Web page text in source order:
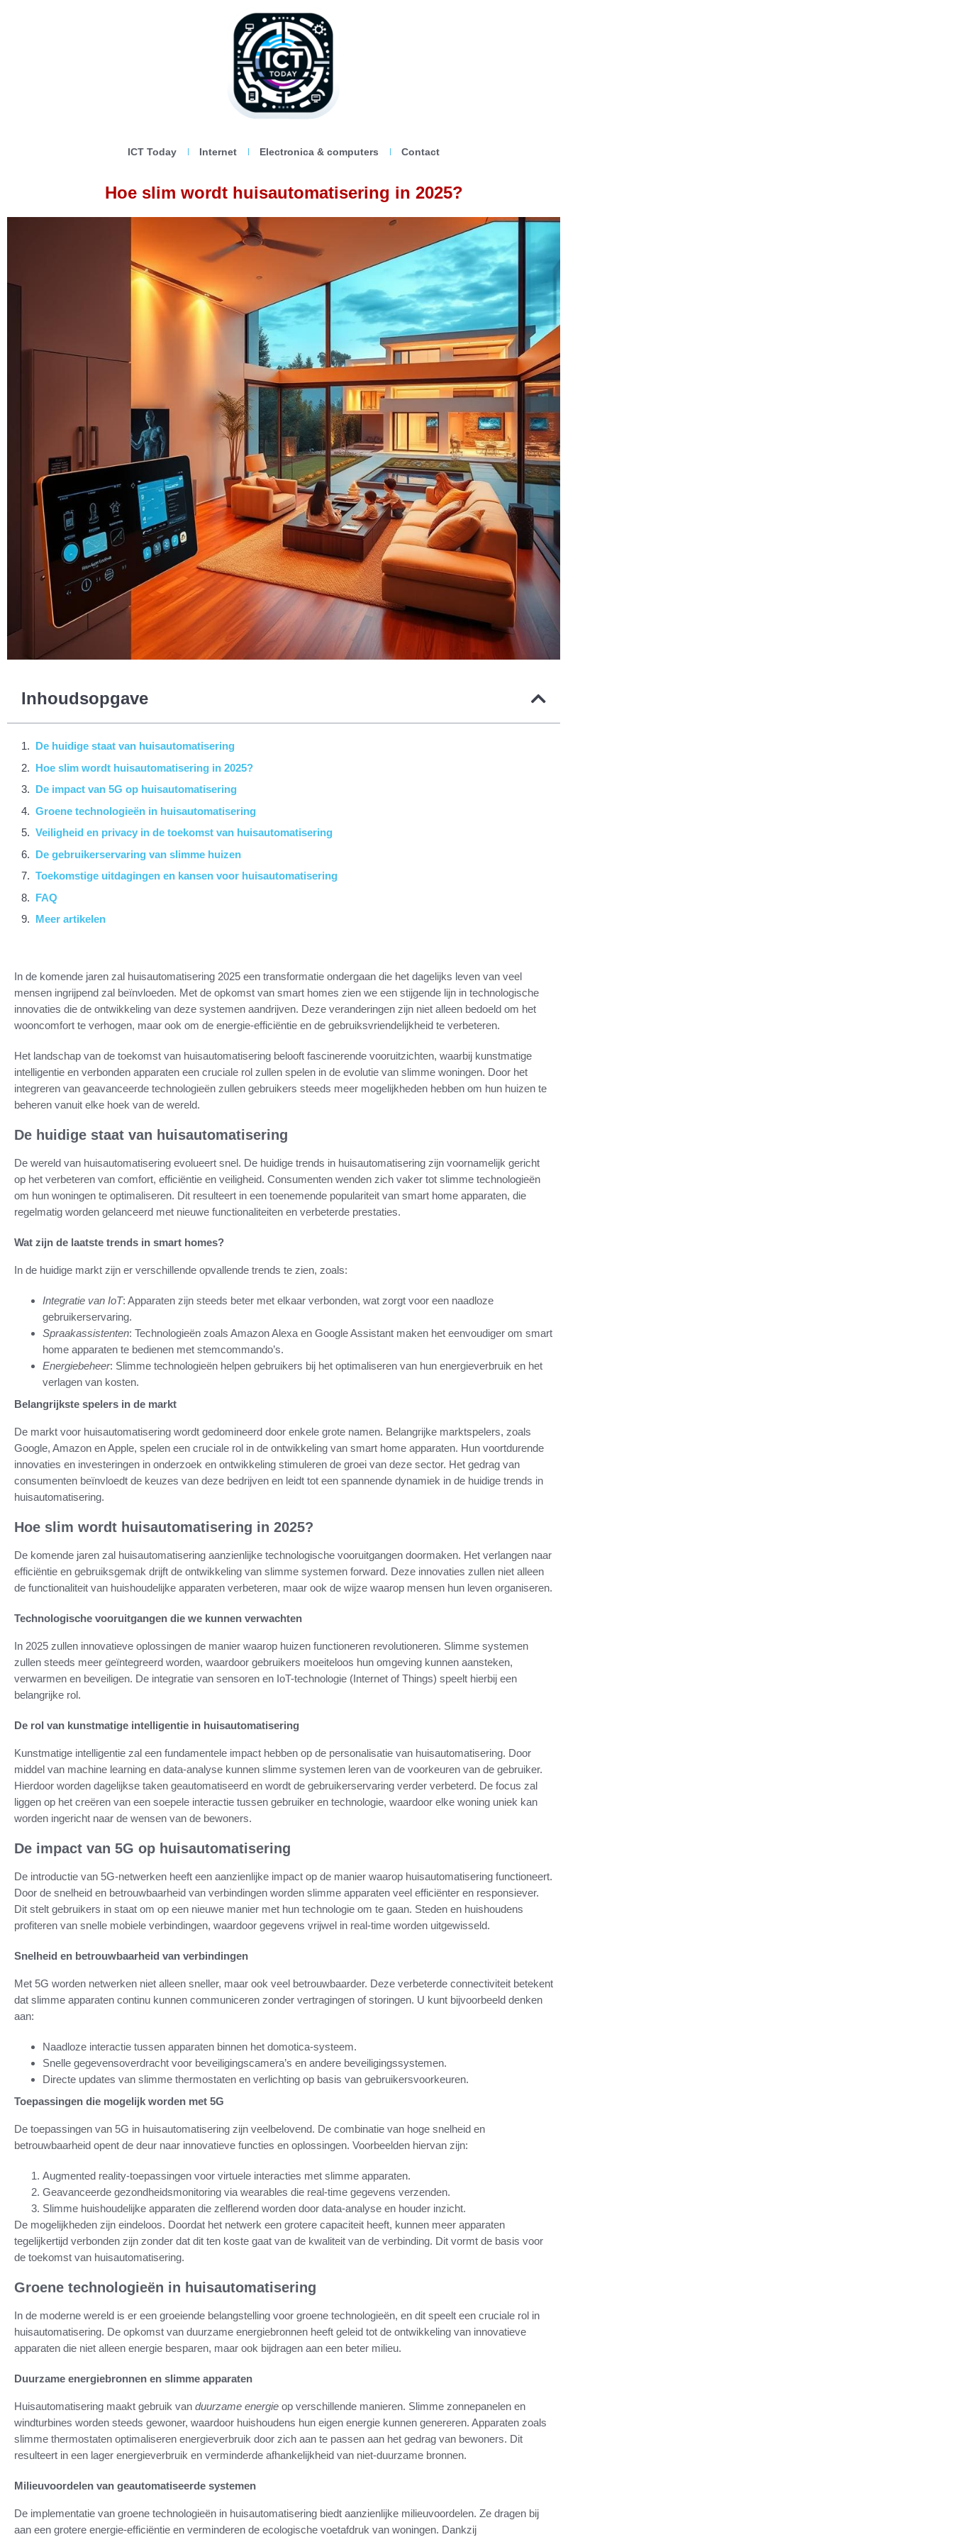
ICT Today Internet Electronica & computers Contact
Hoe slim wordt huisautomatisering in 2025?
Inhoudsopgave
De huidige staat van huisautomatisering
Hoe slim wordt huisautomatisering in 2025?
De impact van 5G op huisautomatisering
Groene technologieën in huisautomatisering
Veiligheid en privacy in de toekomst van huisautomatisering
De gebruikerservaring van slimme huizen
Toekomstige uitdagingen en kansen voor huisautomatisering
FAQ
Meer artikelen
In de komende jaren zal huisautomatisering 2025 een transformatie ondergaan die het dagelijks leven van veel
mensen ingrijpend zal beïnvloeden. Met de opkomst van smart homes zien we een stijgende lijn in technologische
innovaties die de ontwikkeling van deze systemen aandrijven. Deze veranderingen zijn niet alleen bedoeld om het
wooncomfort te verhogen, maar ook om de energie-efficiëntie en de gebruiksvriendelijkheid te verbeteren.
Het landschap van de toekomst van huisautomatisering belooft fascinerende vooruitzichten, waarbij kunstmatige
intelligentie en verbonden apparaten een cruciale rol zullen spelen in de evolutie van slimme woningen. Door het
integreren van geavanceerde technologieën zullen gebruikers steeds meer mogelijkheden hebben om hun huizen te
beheren vanuit elke hoek van de wereld.
De huidige staat van huisautomatisering
De wereld van huisautomatisering evolueert snel. De huidige trends in huisautomatisering zijn voornamelijk gericht
op het verbeteren van comfort, efficiëntie en veiligheid. Consumenten wenden zich vaker tot slimme technologieën
om hun woningen te optimaliseren. Dit resulteert in een toenemende populariteit van smart home apparaten, die
regelmatig worden gelanceerd met nieuwe functionaliteiten en verbeterde prestaties.
Wat zijn de laatste trends in smart homes?
In de huidige markt zijn er verschillende opvallende trends te zien, zoals:
Integratie van IoT: Apparaten zijn steeds beter met elkaar verbonden, wat zorgt voor een naadloze
gebruikerservaring.
Spraakassistenten: Technologieën zoals Amazon Alexa en Google Assistant maken het eenvoudiger om smart
home apparaten te bedienen met stemcommando’s.
Energiebeheer: Slimme technologieën helpen gebruikers bij het optimaliseren van hun energieverbruik en het
verlagen van kosten.
Belangrijkste spelers in de markt
De markt voor huisautomatisering wordt gedomineerd door enkele grote namen. Belangrijke marktspelers, zoals
Google, Amazon en Apple, spelen een cruciale rol in de ontwikkeling van smart home apparaten. Hun voortdurende
innovaties en investeringen in onderzoek en ontwikkeling stimuleren de groei van deze sector. Het gedrag van
consumenten beïnvloedt de keuzes van deze bedrijven en leidt tot een spannende dynamiek in de huidige trends in
huisautomatisering.
Hoe slim wordt huisautomatisering in 2025?
De komende jaren zal huisautomatisering aanzienlijke technologische vooruitgangen doormaken. Het verlangen naar
efficiëntie en gebruiksgemak drijft de ontwikkeling van slimme systemen forward. Deze innovaties zullen niet alleen
de functionaliteit van huishoudelijke apparaten verbeteren, maar ook de wijze waarop mensen hun leven organiseren.
Technologische vooruitgangen die we kunnen verwachten
In 2025 zullen innovatieve oplossingen de manier waarop huizen functioneren revolutioneren. Slimme systemen
zullen steeds meer geïntegreerd worden, waardoor gebruikers moeiteloos hun omgeving kunnen aansteken,
verwarmen en beveiligen. De integratie van sensoren en IoT-technologie (Internet of Things) speelt hierbij een
belangrijke rol.
De rol van kunstmatige intelligentie in huisautomatisering
Kunstmatige intelligentie zal een fundamentele impact hebben op de personalisatie van huisautomatisering. Door
middel van machine learning en data-analyse kunnen slimme systemen leren van de voorkeuren van de gebruiker.
Hierdoor worden dagelijkse taken geautomatiseerd en wordt de gebruikerservaring verder verbeterd. De focus zal
liggen op het creëren van een soepele interactie tussen gebruiker en technologie, waardoor elke woning uniek kan
worden ingericht naar de wensen van de bewoners.
De impact van 5G op huisautomatisering
De introductie van 5G-netwerken heeft een aanzienlijke impact op de manier waarop huisautomatisering functioneert.
Door de snelheid en betrouwbaarheid van verbindingen worden slimme apparaten veel efficiënter en responsiever.
Dit stelt gebruikers in staat om op een nieuwe manier met hun technologie om te gaan. Steden en huishoudens
profiteren van snelle mobiele verbindingen, waardoor gegevens vrijwel in real-time worden uitgewisseld.
Snelheid en betrouwbaarheid van verbindingen
Met 5G worden netwerken niet alleen sneller, maar ook veel betrouwbaarder. Deze verbeterde connectiviteit betekent
dat slimme apparaten continu kunnen communiceren zonder vertragingen of storingen. U kunt bijvoorbeeld denken
aan:
Naadloze interactie tussen apparaten binnen het domotica-systeem.
Snelle gegevensoverdracht voor beveiligingscamera’s en andere beveiligingssystemen.
Directe updates van slimme thermostaten en verlichting op basis van gebruikersvoorkeuren.
Toepassingen die mogelijk worden met 5G
De toepassingen van 5G in huisautomatisering zijn veelbelovend. De combinatie van hoge snelheid en
betrouwbaarheid opent de deur naar innovatieve functies en oplossingen. Voorbeelden hiervan zijn:
Augmented reality-toepassingen voor virtuele interacties met slimme apparaten.
Geavanceerde gezondheidsmonitoring via wearables die real-time gegevens verzenden.
Slimme huishoudelijke apparaten die zelflerend worden door data-analyse en houder inzicht.
De mogelijkheden zijn eindeloos. Doordat het netwerk een grotere capaciteit heeft, kunnen meer apparaten
tegelijkertijd verbonden zijn zonder dat dit ten koste gaat van de kwaliteit van de verbinding. Dit vormt de basis voor
de toekomst van huisautomatisering.
Groene technologieën in huisautomatisering
In de moderne wereld is er een groeiende belangstelling voor groene technologieën, en dit speelt een cruciale rol in
huisautomatisering. De opkomst van duurzame energiebronnen heeft geleid tot de ontwikkeling van innovatieve
apparaten die niet alleen energie besparen, maar ook bijdragen aan een beter milieu.
Duurzame energiebronnen en slimme apparaten
Huisautomatisering maakt gebruik van duurzame energie op verschillende manieren. Slimme zonnepanelen en
windturbines worden steeds gewoner, waardoor huishoudens hun eigen energie kunnen genereren. Apparaten zoals
slimme thermostaten optimaliseren energieverbruik door zich aan te passen aan het gedrag van bewoners. Dit
resulteert in een lager energieverbruik en verminderde afhankelijkheid van niet-duurzame bronnen.
Milieuvoordelen van geautomatiseerde systemen
De implementatie van groene technologieën in huisautomatisering biedt aanzienlijke milieuvoordelen. Ze dragen bij
aan een grotere energie-efficiëntie en verminderen de ecologische voetafdruk van woningen. Dankzij